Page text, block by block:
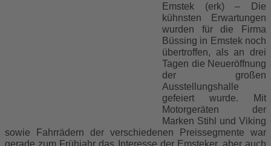
Emstek (erk) – Die
kühnsten Erwartungen
wurden für die Firma
Büssing in Emstek noch
übertroffen, als an drei
Tagen die Neueröffnung
der großen
Ausstellungshalle
gefeiert wurde. Mit
Motorgeräten der
Marken Stihl und Viking
sowie Fahrrädern der verschiedenen Preissegmente war
gerade zum Frühjahr das Interesse der Emsteker, aber auch